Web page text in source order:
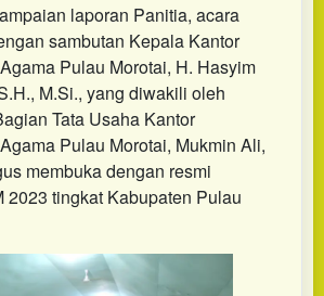
laporan Panitia, acara
sambutan Kepala Kantor
Pulau Morotai, H. Hasyim
M.Si., yang diwakili oleh
Tata Usaha Kantor
Pulau Morotai, Mukmin Ali,
membuka dengan resmi
2023 tingkat Kabupaten Pulau